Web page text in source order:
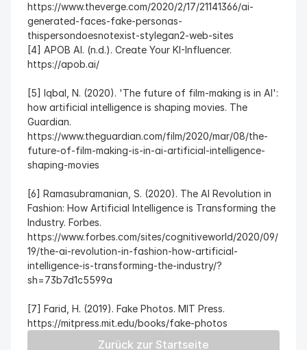
https://www.theverge.com/2020/2/17/21141366/ai-
generated-faces-fake-personas-
thispersondoesnotexist-stylegan2-web-sites
[4] APOB AI. (n.d.). Create Your KI-Influencer.
https://apob.ai/
[5] Iqbal, N. (2020). 'The future of film-making is in AI':
how artificial intelligence is shaping movies. The
Guardian.
https://www.theguardian.com/film/2020/mar/08/the-
future-of-film-making-is-in-ai-artificial-intelligence-
shaping-movies
[6] Ramasubramanian, S. (2020). The AI Revolution in
Fashion: How Artificial Intelligence is Transforming the
Industry. Forbes.
https://www.forbes.com/sites/cognitiveworld/2020/09/
19/the-ai-revolution-in-fashion-how-artificial-
intelligence-is-transforming-the-industry/?
sh=73b7d1c5599a
[7] Farid, H. (2019). Fake Photos. MIT Press.
https://mitpress.mit.edu/books/fake-photos
Zurück zur Startseite